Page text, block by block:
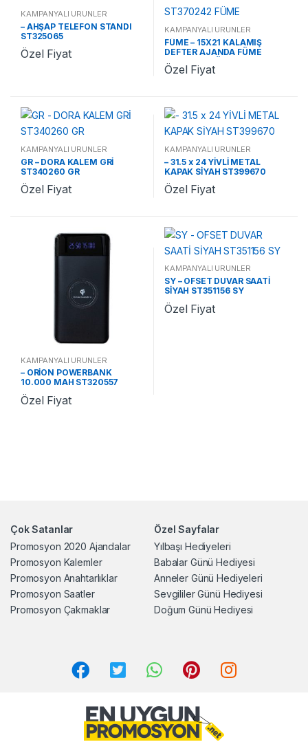
KAMPANYALI ÜRÜNLER
– AHŞAP TELEFON STANDI
ST325065
Özel Fiyat
KAMPANYALI ÜRÜNLER
FÜME – 15X21 KALAMIŞ
DEFTER AJANDA FÜME
ST370242 FÜME
Özel Fiyat
KAMPANYALI ÜRÜNLER
GR – DORA KALEM GRİ
ST340260 GR
Özel Fiyat
KAMPANYALI ÜRÜNLER
– 31.5 x 24 YİVLİ METAL
KAPAK SİYAH ST399670
Özel Fiyat
KAMPANYALI ÜRÜNLER
– ORİON POWERBANK
10.000 MAH ST320557
Özel Fiyat
KAMPANYALI ÜRÜNLER
SY – OFSET DUVAR SAATİ
SİYAH ST351156 SY
Özel Fiyat
Çok Satanlar
Promosyon 2020 Ajandalar
Promosyon Kalemler
Promosyon Anahtarlıklar
Promosyon Saatler
Promosyon Çakmaklar
Özel Sayfalar
Yılbaşı Hediyeleri
Babalar Günü Hediyesi
Anneler Günü Hediyeleri
Sevgililer Günü Hediyesi
Doğum Günü Hediyesi